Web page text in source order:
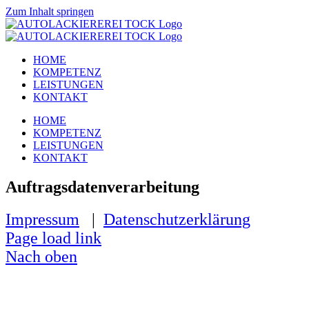
Zum Inhalt springen
HOME
KOMPETENZ
LEISTUNGEN
KONTAKT
HOME
KOMPETENZ
LEISTUNGEN
KONTAKT
Auftragsdatenverarbeitung
Impressum | Datenschutzerklärung
Page load link
Nach oben